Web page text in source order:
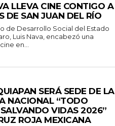
LLEVA CINE CONTIGO A
DE SAN JUAN DEL RÍO
de Desarrollo Social del Estado
Luis Nava, encabezó una
en...
SERÁ SEDE DE LA
NACIONAL “TODO
VIDAS 2026”
ROJA MEXICANA